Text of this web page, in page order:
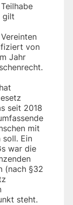
gilt
von
Jahr
seit 2018
mit
soll. Ein
war die
(nach §32
steht.